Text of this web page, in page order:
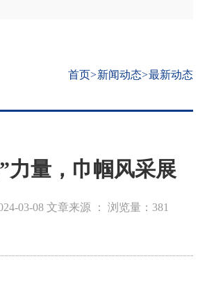
首页>新闻动态>最新动态
力量，巾帼风采展
03-08 文章来源 ： 浏览量： 381